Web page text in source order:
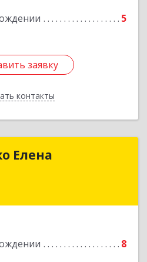
5
заявку
контакты
заявку
Назад
Елена
8
Елена
Подробнее